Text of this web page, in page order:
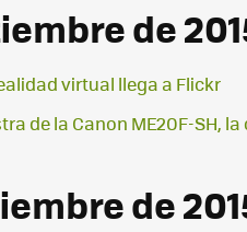
de
virtual llega a Flickr
de la Canon ME20F-SH,
de